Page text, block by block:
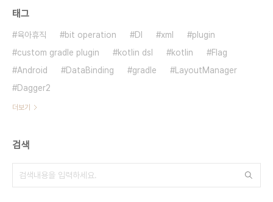
태그
육아휴직 bit operation DI xml
plugin
custom gradle plugin
kotlin dsl kotlin
Flag
Android
DataBinding gradle
LayoutManager
Dagger2
더보기
검색